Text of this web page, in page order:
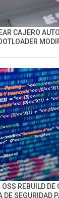
CAJERO
REBUILD DE
DE SEGURIDAD